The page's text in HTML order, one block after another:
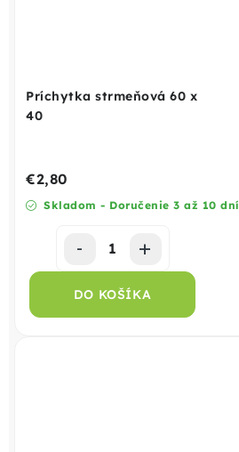
Príchytka strmeňová 60 x
40
Skladom - Doručenie 3 až 10 dní
€2,80
DO KOŠÍKA